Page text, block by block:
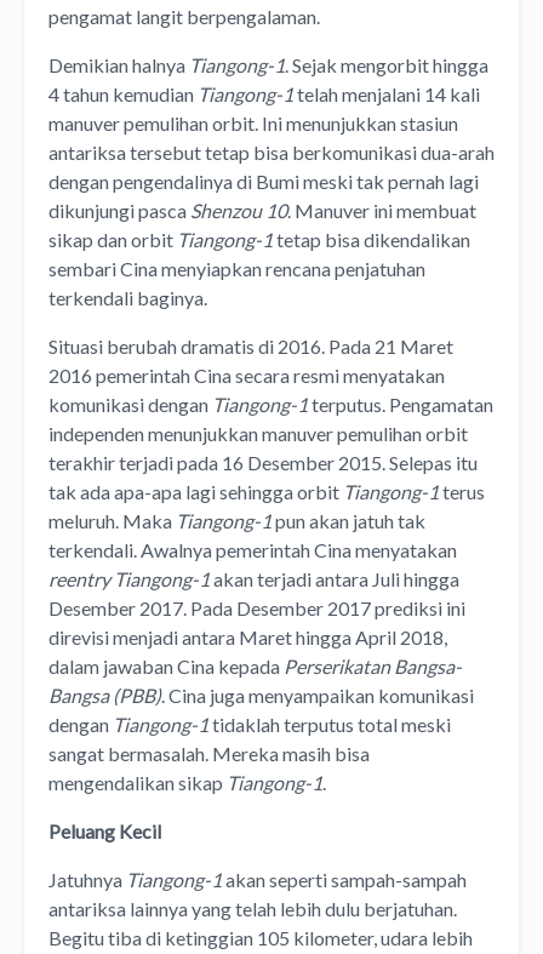
pengamat langit berpengalaman.
Demikian halnya Tiangong-1. Sejak mengorbit hingga
4 tahun kemudian Tiangong-1telah menjalani 14 kali
manuver pemulihan orbit. Ini menunjukkan stasiun
antariksa tersebut tetap bisa berkomunikasi dua-arah
dengan pengendalinya di Bumi meski tak pernah lagi
dikunjungi pasca Shenzou 10. Manuver ini membuat
sikap dan orbit Tiangong-1tetap bisa dikendalikan
sembari Cina menyiapkan rencana penjatuhan
terkendali baginya.
Situasi berubah dramatis di 2016. Pada 21 Maret
2016 pemerintah Cina secara resmi menyatakan
komunikasi dengan Tiangong-1terputus. Pengamatan
independen menunjukkan manuver pemulihan orbit
terakhir terjadi pada 16 Desember 2015. Selepas itu
tak ada apa-apa lagi sehingga orbit Tiangong-1terus
meluruh. Maka Tiangong-1pun akan jatuh tak
terkendali. Awalnya pemerintah Cina menyatakan
reentry Tiangong-1akan terjadi antara Juli hingga
Desember 2017. Pada Desember 2017 prediksi ini
direvisi menjadi antara Maret hingga April 2018,
dalam jawaban Cina kepada Perserikatan Bangsa-
Bangsa (PBB). Cina juga menyampaikan komunikasi
dengan Tiangong-1tidaklah terputus total meski
sangat bermasalah. Mereka masih bisa
mengendalikan sikap Tiangong-1.
Peluang Kecil
Jatuhnya Tiangong-1akan seperti sampah-sampah
antariksa lainnya yang telah lebih dulu berjatuhan.
Begitu tiba di ketinggian 105 kilometer, udara lebih